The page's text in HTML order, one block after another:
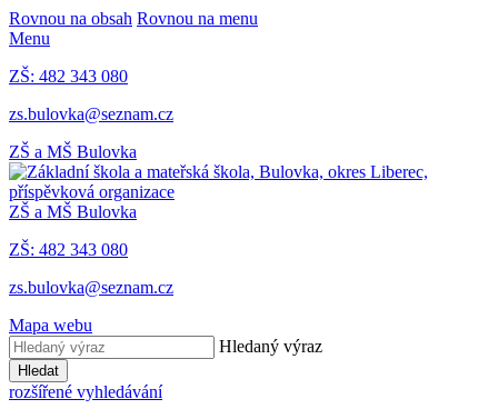
Rovnou na obsah Rovnou na menu
Menu
ZŠ: 482 343 080
zs.bulovka@seznam.cz
ZŠ a MŠ Bulovka
ZŠ a MŠ Bulovka
ZŠ: 482 343 080
zs.bulovka@seznam.cz
Mapa webu
Hledaný výraz
Hledat
rozšířené vyhledávání